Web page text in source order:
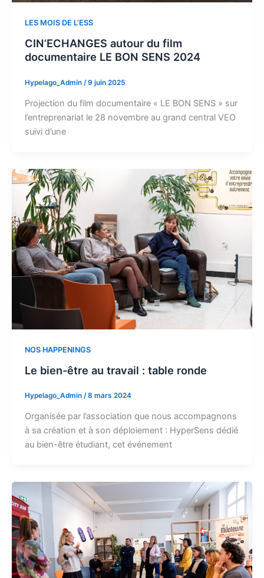
LES MOIS DE L’ESS
CIN’ECHANGES autour du film
documentaire LE BON SENS 2024
Hypelago_Admin /9 juin 2025
Projection du film documentaire « LE BON SENS » sur
l’entreprenariat le 28 novembre au grand central VEO
suivi d’une
NOS HAPPENINGS
Le bien-être au travail : table ronde
Hypelago_Admin /8 mars 2024
Organisée par l’association que nous accompagnons
à sa création et à son déploiement : HyperSens dédié
au bien-être étudiant, cet événement